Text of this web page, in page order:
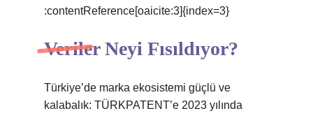
:contentReference[oaicite:3]{index=3}
Veriler Neyi Fısıldıyor?
Türkiye’de marka ekosistemi güçlü ve
kalabalık: TÜRKPATENT’e 2023 yılında